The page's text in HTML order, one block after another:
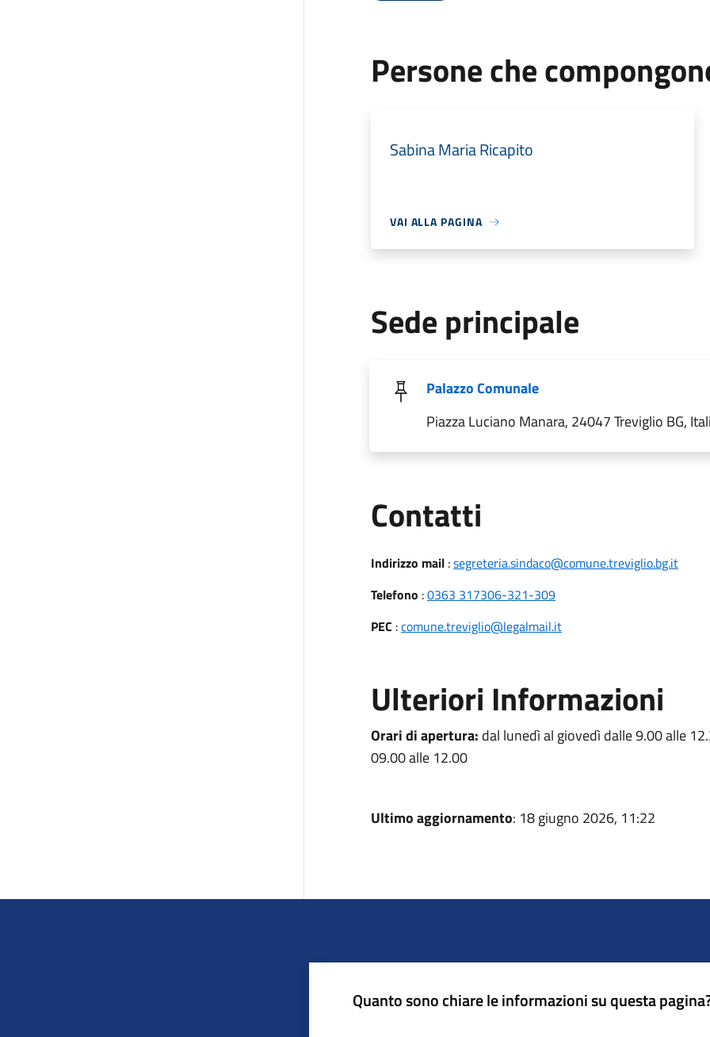
Persone che
Sabina Maria Ricapito
VAI ALLA PAGINA
Sede principale
Palazzo Comunale
Piazza Luciano Manara, 24047 Treviglio BG,
Contatti
Indirizzo mail:segreteria.sindaco@comune.treviglio.bg.it
Telefono :0363 317306-321-309
PEC :comune.treviglio@legalmail.it
Ulteriori Informazioni
Orari di apertura: dal lunedì al giovedì dalle 9.00 alle
09.00 alle 12.00
Ultimo aggiornamento: 18 giugno 2026, 11:22
Quanto sono chiare le informazioni su questa